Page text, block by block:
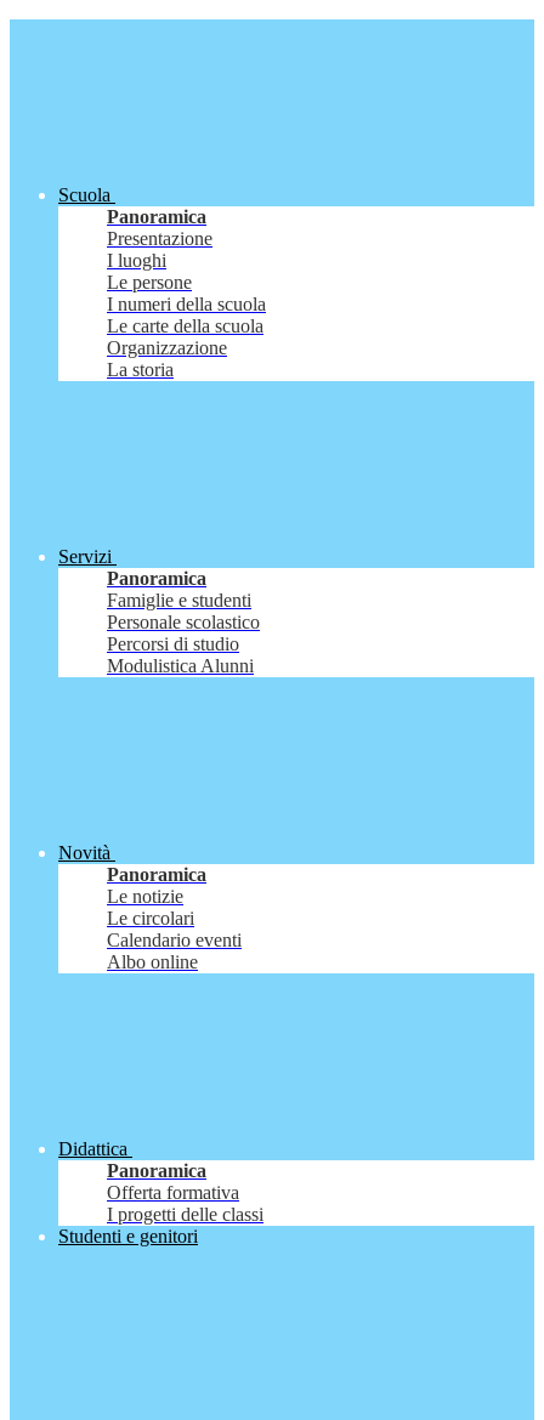
Scuola
Panoramica
Presentazione
I luoghi
Le persone
I numeri della scuola
Le carte della scuola
Organizzazione
La storia
Servizi
Panoramica
Famiglie e studenti
Personale scolastico
Percorsi di studio
Modulistica Alunni
Novità
Panoramica
Le notizie
Le circolari
Calendario eventi
Albo online
Didattica
Panoramica
Offerta formativa
I progetti delle classi
Studenti e genitori